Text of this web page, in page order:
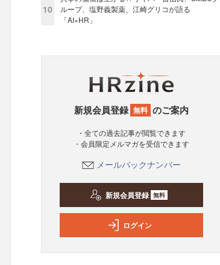
10
ループ、塩野義製薬、江崎グリコが語る
「AI×HR」
新規会員登録 無料 のご案内
・全ての過去記事が閲覧できます
・会員限定メルマガを受信できます
メールバックナンバー
新規会員登録 無料
ログイン